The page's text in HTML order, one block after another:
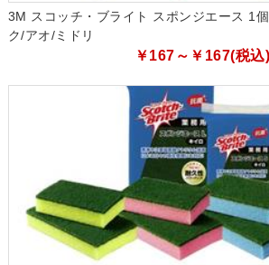
3M スコッチ・ブライト スポンジエース 1
ク/アオ/ミドリ
￥167～￥167(税込)